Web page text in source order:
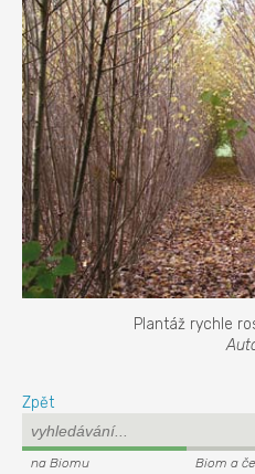
Plantáž rychle
Zpět
na Biomu Biom a